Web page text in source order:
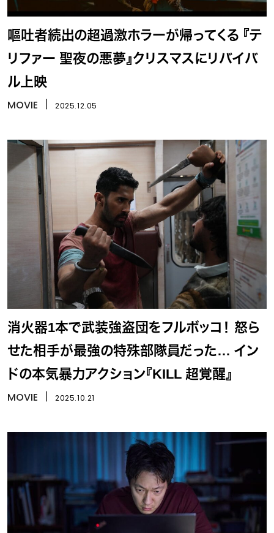
嘔吐者続出の超過激ホラーが帰ってくる 『テ
リファー 聖夜の悪夢』クリスマスにリバイバ
ル上映
MOVIE 2025.12.05
消火器1本で武装強盗団をフルボッコ！ 怒ら
せた相手が最強の特殊部隊員だった… イン
ドの本気暴力アクション『KILL 超覚醒』
MOVIE 2025.10.21